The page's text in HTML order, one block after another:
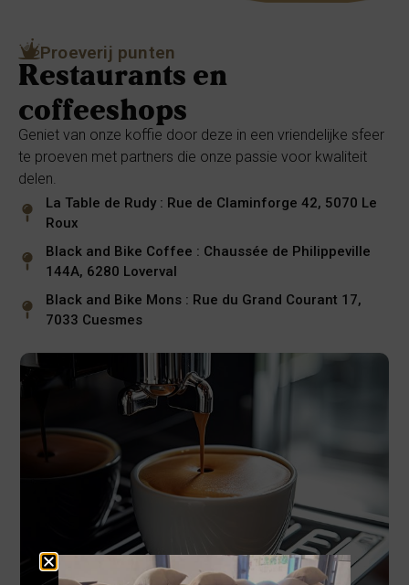
Proeverij punten
Restaurants en
coffeeshops
Geniet van onze koffie door deze in een vriendelijke sfeer
te proeven met partners die onze passie voor kwaliteit
delen.
La Table de Rudy : Rue de Claminforge 42, 5070 Le
Roux
Black and Bike Coffee : Chaussée de Philippeville
144A, 6280 Loverval
Black and Bike Mons : Rue du Grand Courant 17,
7033 Cuesmes